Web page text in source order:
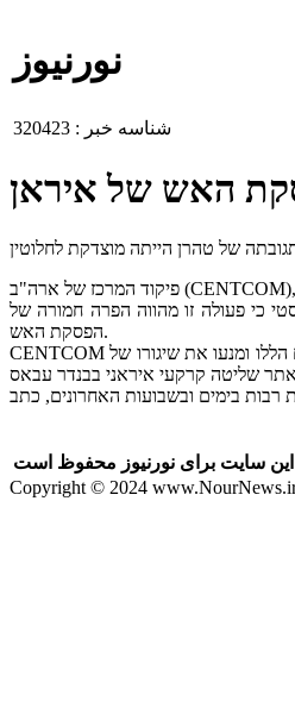
نورنیوز
شناسه خبر : 320423
האש של איראן
כי פעולה זו מהווה הפרה חמורה של
הפסקת האש.
CENTCOM טען גם כי הפרה חמורה זו של הפסקת האש על ידי המשטר האיראני התרחשה שעות ספורות לאחר שכוחות איראניים שיגרו חמישה רחפני התאבדות. כוחות ארה"ב יירטו את הרחפנים הללו ומנעו את שיגורו של
Copyright © 2024